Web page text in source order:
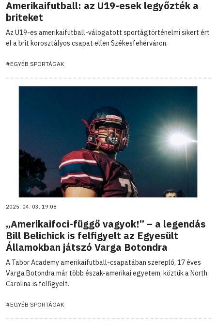
Amerikaifutball: az U19-esek legyőzték a
briteket
Az U19-es amerikaifutball-válogatott sportágtörténelmi sikert ért
el a brit korosztályos csapat ellen Székesfehérváron.
#EGYÉB SPORTÁGAK
2025. 04. 03. 19:08
„Amerikaifoci-függő vagyok!” – a legendás
Bill Belichick is felfigyelt az Egyesült
Államokban játszó Varga Botondra
A Tabor Academy amerikaifutball-csapatában szereplő, 17 éves
Varga Botondra már több észak-amerikai egyetem, köztük a North
Carolina is felfigyelt.
#EGYÉB SPORTÁGAK